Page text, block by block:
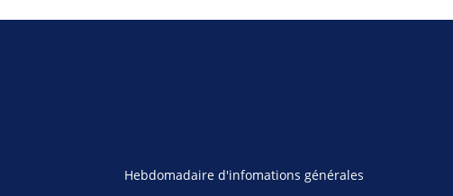
Hebdomadaire d'infomations générales